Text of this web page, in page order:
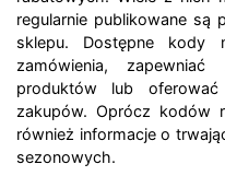
regularnie publikowane
sklepu. Dostępne kody
zamówienia,
produktów lub
zakupów. Oprócz kodów
również informacje o
sezonowych.